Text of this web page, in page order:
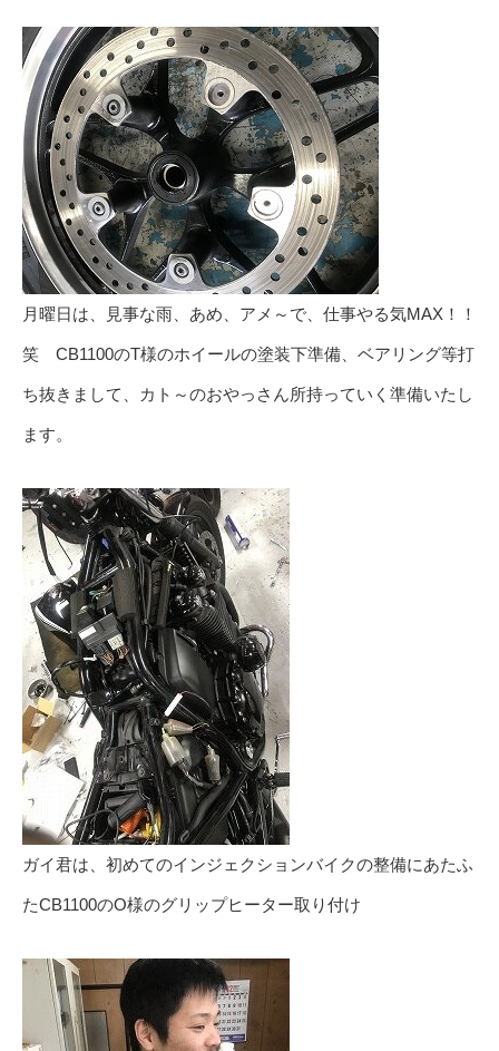
月曜日は、見事な雨、あめ、アメ～で、仕事やる気MAX！！
笑 CB1100のT様のホイールの塗装下準備、ベアリング等打
ち抜きまして、カト～のおやっさん所持っていく準備いたし
ます。
ガイ君は、初めてのインジェクションバイクの整備にあたふ
たCB1100のO様のグリップヒーター取り付け